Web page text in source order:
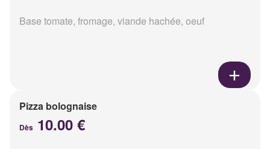
Base tomate, fromage, viande hachée, oeuf
Pizza bolognaise
Dès 10.00 €